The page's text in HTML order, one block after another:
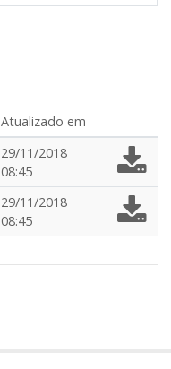
Atualizado em
29/11/2018
08:45
29/11/2018
08:45